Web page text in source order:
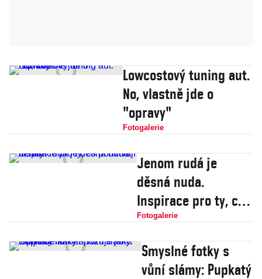
Lowcostový tuning aut.
No, vlastně jde o
"opravy"
Fotogalerie
Jenom rudá je
děsná nuda.
Inspirace pro ty, co
používají rtěnky
Fotogalerie
Smyslné fotky s
vůní slámy: Pupkatý